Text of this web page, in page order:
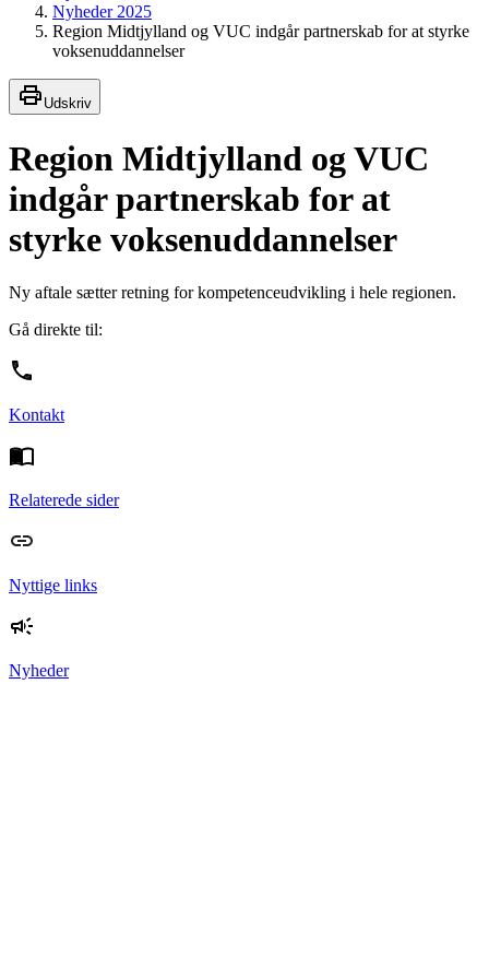
Nyheder 2025
Region Midtjylland og VUC indgår partnerskab for at styrke
voksenuddannelser
Udskriv
Region Midtjylland og VUC
indgår partnerskab for at
styrke voksenuddannelser
Ny aftale sætter retning for kompetenceudvikling i hele regionen.
Gå direkte til:
Kontakt
Relaterede sider
Nyttige links
Nyheder